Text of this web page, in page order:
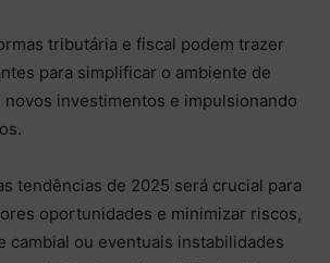
tributária e fiscal podem trazer
para simplificar o ambiente de
investimentos e impulsionando
tendências de 2025 será crucial para
oportunidades e minimizar riscos,
cambial ou eventuais instabilidades